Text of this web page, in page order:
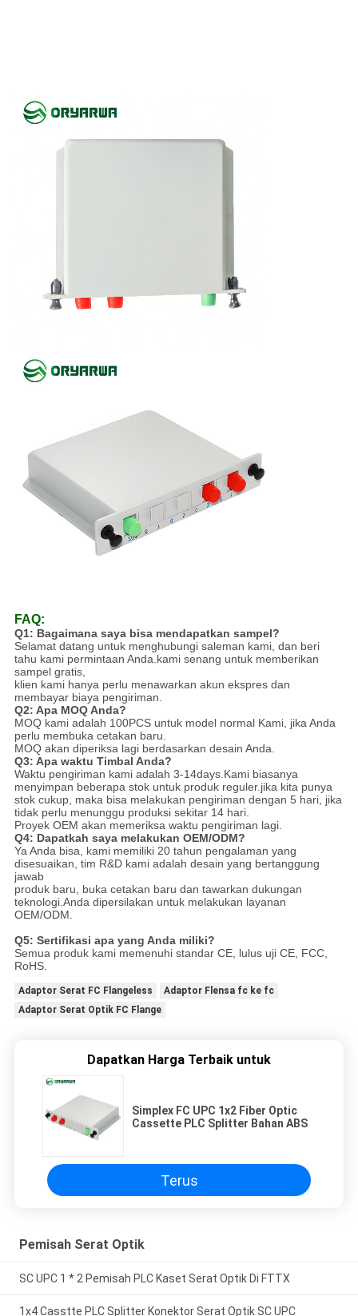
FAQ:
Q1: Bagaimana saya bisa mendapatkan sampel?
Selamat datang untuk menghubungi saleman kami, dan beri
tahu kami permintaan Anda.kami senang untuk memberikan
sampel gratis,
klien kami hanya perlu menawarkan akun ekspres dan
membayar biaya pengiriman.
Q2: Apa MOQ Anda?
MOQ kami adalah 100PCS untuk model normal Kami, jika Anda
perlu membuka cetakan baru.
MOQ akan diperiksa lagi berdasarkan desain Anda.
Q3: Apa waktu Timbal Anda?
Waktu pengiriman kami adalah 3-14days.Kami biasanya
menyimpan beberapa stok untuk produk reguler.jika kita punya
stok cukup, maka bisa melakukan pengiriman dengan 5 hari, jika
tidak perlu menunggu produksi sekitar 14 hari.
Proyek OEM akan memeriksa waktu pengiriman lagi.
Q4: Dapatkah saya melakukan OEM/ODM?
Ya Anda bisa, kami memiliki 20 tahun pengalaman yang
disesuaikan, tim R&D kami adalah desain yang bertanggung
jawab
produk baru, buka cetakan baru dan tawarkan dukungan
teknologi.Anda dipersilakan untuk melakukan layanan
OEM/ODM.
Q5: Sertifikasi apa yang Anda miliki?
Semua produk kami memenuhi standar CE, lulus uji CE, FCC,
RoHS.
Adaptor Serat FC Flangeless
Adaptor Flensa fc ke fc
Adaptor Serat Optik FC Flange
Dapatkan Harga Terbaik untuk
Simplex FC UPC 1x2 Fiber Optic
Cassette PLC Splitter Bahan ABS
Terus
Pemisah Serat Optik
SC UPC 1 * 2 Pemisah PLC Kaset Serat Optik Di FTTX
1x4 Casstte PLC Splitter Konektor Serat Optik SC UPC